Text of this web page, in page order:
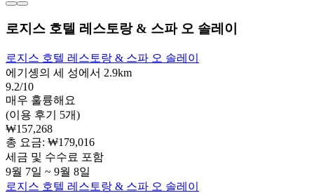
로지스 호텔 레스토랑 & 스파 오 솔레이
로지스 호텔 레스토랑 & 스파 오 솔레이
에기솅의 세 성에서 2.9km
9.2/10
매우 훌륭해요
(이용 후기 5개)
₩157,268
총 요금: ₩179,016
세금 및 수수료 포함
9월 7일 ~ 9월 8일
로지스 호텔 레스토랑 & 스파 오 솔레이